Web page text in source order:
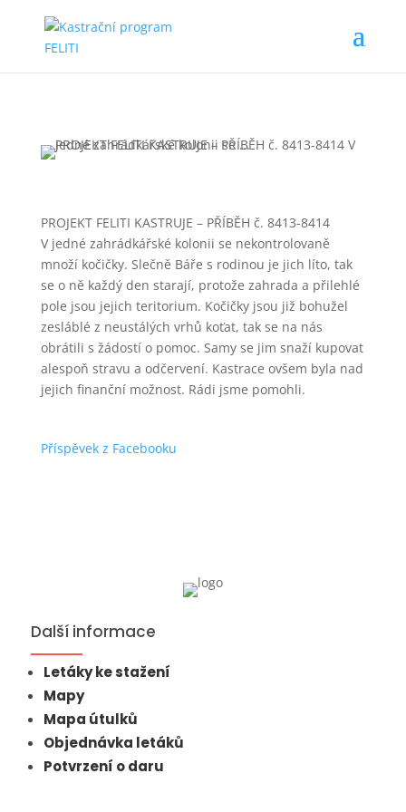
PROJEKT FELITI KASTRUJE – PŘÍBĚH č. 8413-8414
V jedné zahrádkářské kolonii se nekontrolovaně
množí kočičky. Slečně Báře s rodinou je jich líto, tak
se o ně každý den starají, protože zahrada a přilehlé
pole jsou jejich teritorium. Kočičky jsou již bohužel
zesláblé z neustálých vrhů koťat, tak se na nás
obrátili s žádostí o pomoc. Samy se jim snaží kupovat
alespoň stravu a odčervení. Kastrace ovšem byla nad
jejich finanční možnost. Rádi jsme pomohli.
Příspěvek z Facebooku
Další informace
Letáky ke stažení
Mapy
Mapa útulků
Objednávka letáků
Potvrzení o daru